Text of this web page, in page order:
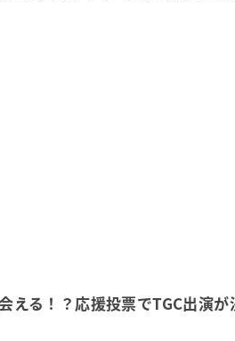
える！？応援投票でTGC出演が